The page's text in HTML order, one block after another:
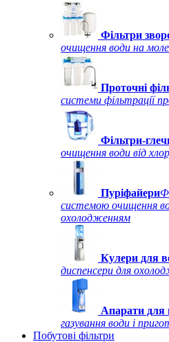
Фільтри
очищення води на
Проточні
системи фільтрації
Фільтри-
очищення води від
Пуріфайери
системою очищення
охолодженням
Кулери для
диспенсери для
Апарати для
газування води і
Побутові фільтри